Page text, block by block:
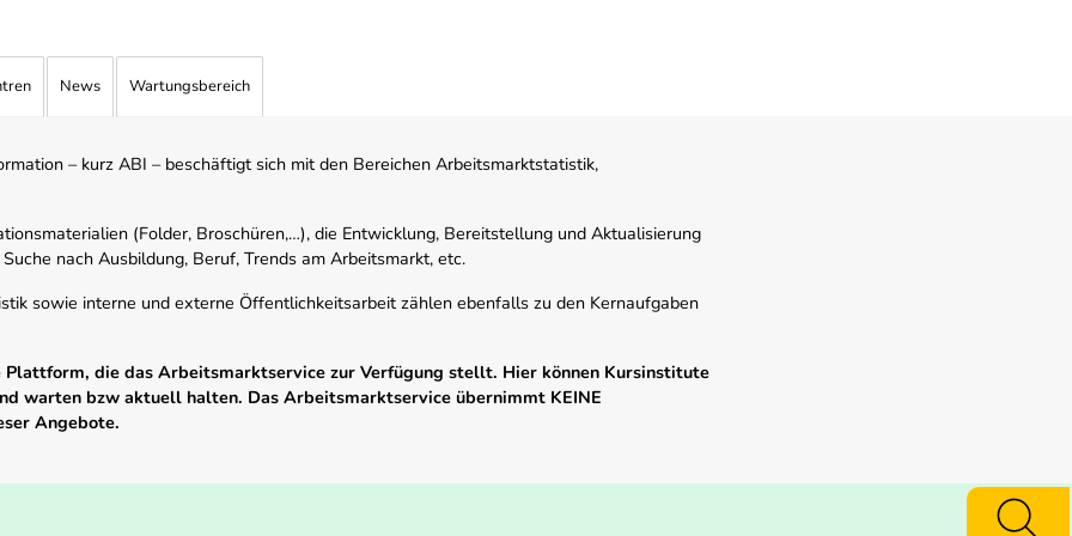
News Wartungsbereich
– kurz ABI – beschäftigt sich mit den Bereichen Arbeitsmarktstatistik,
(Folder, Broschüren,…), die Entwicklung, Bereitstellung und Aktualisierung
nach Ausbildung, Beruf, Trends am Arbeitsmarkt, etc.
sowie interne und externe Öffentlichkeitsarbeit zählen ebenfalls zu den Kernaufgaben
die das Arbeitsmarktservice zur Verfügung stellt. Hier können Kursinstitute
warten bzw aktuell halten. Das Arbeitsmarktservice übernimmt KEINE
Angebote.